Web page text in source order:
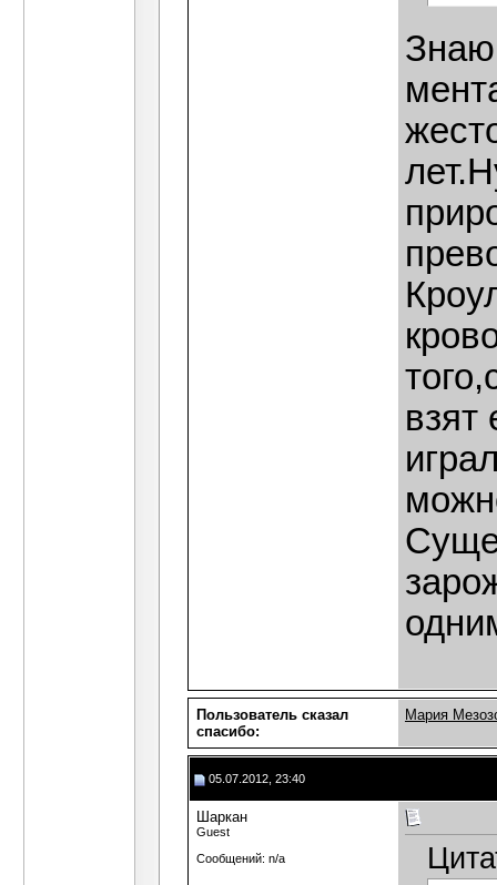
Знаю
взят
Пользователь сказал
cпасибо:
Мария
05.07.2012, 23:40
Шаркан
Guest
Сообщений: n/a